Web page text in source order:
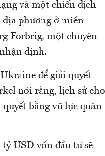
và một chiến dịch
địa phương ở miền
Forbrig, một chuyên
định.
để giải quyết
nói rằng, lịch sử cho
bằng vũ lực quân
USD vốn đầu tư sẽ